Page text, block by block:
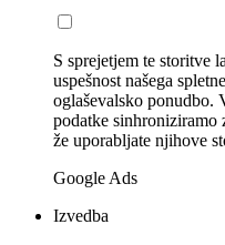
S sprejetjem te storitve
uspešnost našega
oglaševalsko ponudbo.
podatke
že uporabljate njihove
Google Ads
Izvedba